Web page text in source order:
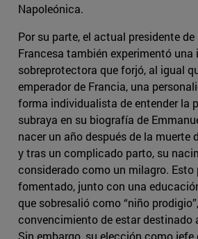
Napoleónica.
Por su parte, el actual presidente
Francesa también experimentó una
sobreprotectora que forjó, al igual
emperador de Francia, una
forma individualista de entender la
subraya en su biografía de
nacer un año después de la muerte
y tras un complicado parto, su
considerado como un milagro. Esto
fomentado, junto con una
que sobresalió como “niño
convencimiento de estar destinado
Sin embargo, su elección como jefe